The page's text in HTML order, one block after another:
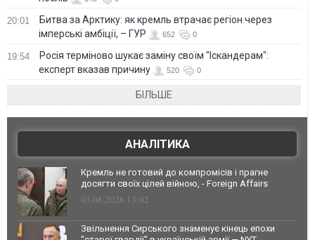
20:01
Битва за Арктику: як кремль втрачає регіон через
імперські амбіції, – ГУР
652 0
19:54
Росія терміново шукає заміну своїм "Іскандерам":
експерт вказав причину
520 0
БІЛЬШЕ
АНАЛІТИКА
Кремль не готовий до компромісів і прагне
досягти своїх цілей війною, - Foreign Affairs
03.08.2026 13:02
Звільнення Сирського знаменує кінець епохи